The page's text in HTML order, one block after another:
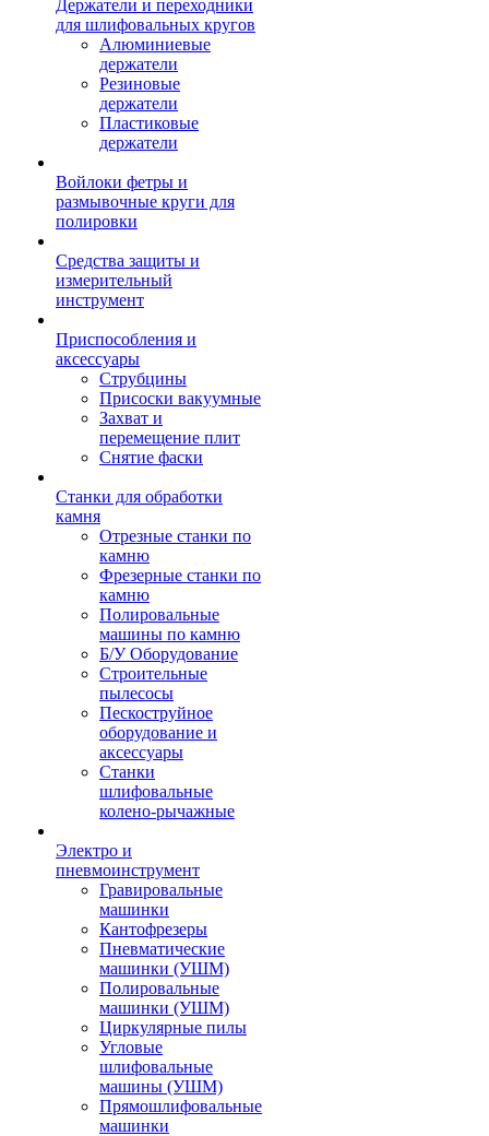
Держатели и переходники
для шлифовальных кругов
Алюминиевые
держатели
Резиновые
держатели
Пластиковые
держатели
Войлоки фетры и
размывочные круги для
полировки
Средства защиты и
измерительный
инструмент
Приспособления и
аксессуары
Струбцины
Присоски вакуумные
Захват и
перемещение плит
Снятие фаски
Станки для обработки
камня
Отрезные станки по
камню
Фрезерные станки по
камню
Полировальные
машины по камню
Б/У Оборудование
Строительные
пылесосы
Пескоструйное
оборудование и
аксессуары
Станки
шлифовальные
колено-рычажные
Электро и
пневмоинструмент
Гравировальные
машинки
Кантофрезеры
Пневматические
машинки (УШМ)
Полировальные
машинки (УШМ)
Циркулярные пилы
Угловые
шлифовальные
машины (УШМ)
Прямошлифовальные
машинки